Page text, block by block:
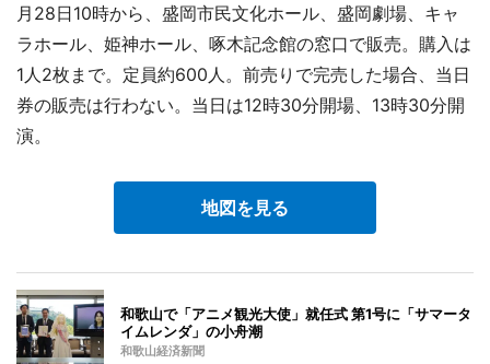
月28日10時から、盛岡市民文化ホール、盛岡劇場、キャ
ラホール、姫神ホール、啄木記念館の窓口で販売。購入は
1人2枚まで。定員約600人。前売りで完売した場合、当日
券の販売は行わない。当日は12時30分開場、13時30分開
演。
地図を見る
和歌山で「アニメ観光大使」就任式 第1号に「サマータ
イムレンダ」の小舟潮
和歌山経済新聞